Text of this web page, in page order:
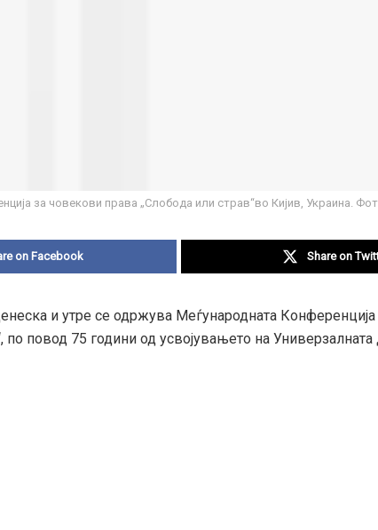
за човекови права „Слобода или страв“во Кијив, Украина.
on Facebook Share on
и утре се одржува Меѓународната
по повод 75 години од усвојувањето на Универзалната